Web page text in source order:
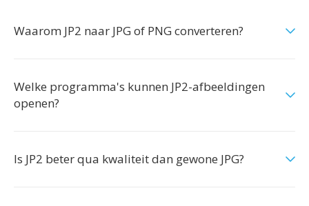
Waarom JP2 naar JPG of PNG converteren?
Welke programma's kunnen JP2-afbeeldingen
openen?
Is JP2 beter qua kwaliteit dan gewone JPG?